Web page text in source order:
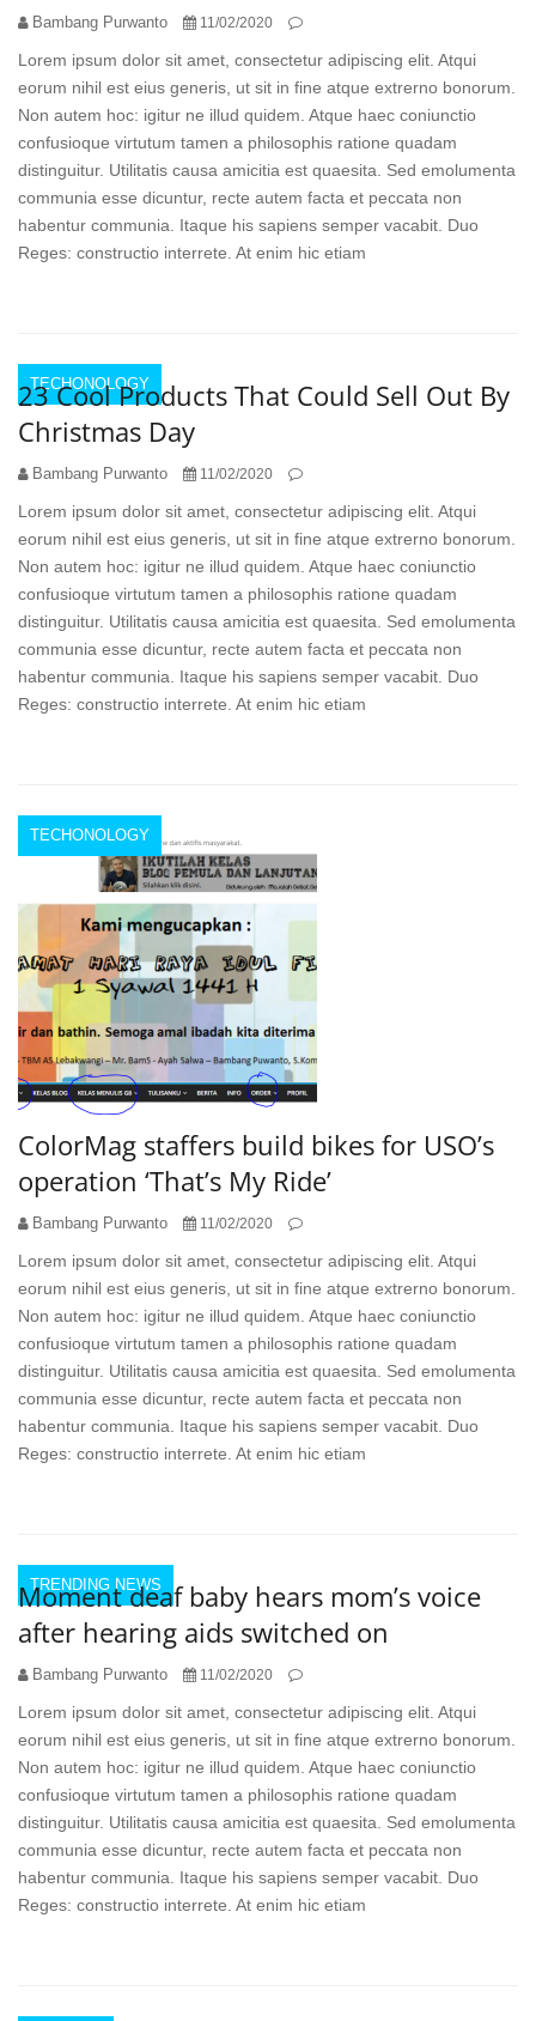
Bambang Purwanto 11/02/2020
Lorem ipsum dolor sit amet, consectetur adipiscing elit. Atqui
eorum nihil est eius generis, ut sit in fine atque extrerno bonorum.
Non autem hoc: igitur ne illud quidem. Atque haec coniunctio
confusioque virtutum tamen a philosophis ratione quadam
distinguitur. Utilitatis causa amicitia est quaesita. Sed emolumenta
communia esse dicuntur, recte autem facta et peccata non
habentur communia. Itaque his sapiens semper vacabit. Duo
Reges: constructio interrete. At enim hic etiam
TECHONOLOGY
23 Cool Products That Could Sell Out By
Christmas Day
Bambang Purwanto 11/02/2020
Lorem ipsum dolor sit amet, consectetur adipiscing elit. Atqui
eorum nihil est eius generis, ut sit in fine atque extrerno bonorum.
Non autem hoc: igitur ne illud quidem. Atque haec coniunctio
confusioque virtutum tamen a philosophis ratione quadam
distinguitur. Utilitatis causa amicitia est quaesita. Sed emolumenta
communia esse dicuntur, recte autem facta et peccata non
habentur communia. Itaque his sapiens semper vacabit. Duo
Reges: constructio interrete. At enim hic etiam
TECHONOLOGY
ColorMag staffers build bikes for USO’s
operation ‘That’s My Ride’
Bambang Purwanto 11/02/2020
Lorem ipsum dolor sit amet, consectetur adipiscing elit. Atqui
eorum nihil est eius generis, ut sit in fine atque extrerno bonorum.
Non autem hoc: igitur ne illud quidem. Atque haec coniunctio
confusioque virtutum tamen a philosophis ratione quadam
distinguitur. Utilitatis causa amicitia est quaesita. Sed emolumenta
communia esse dicuntur, recte autem facta et peccata non
habentur communia. Itaque his sapiens semper vacabit. Duo
Reges: constructio interrete. At enim hic etiam
TRENDING NEWS
Moment deaf baby hears mom’s voice
after hearing aids switched on
Bambang Purwanto 11/02/2020
Lorem ipsum dolor sit amet, consectetur adipiscing elit. Atqui
eorum nihil est eius generis, ut sit in fine atque extrerno bonorum.
Non autem hoc: igitur ne illud quidem. Atque haec coniunctio
confusioque virtutum tamen a philosophis ratione quadam
distinguitur. Utilitatis causa amicitia est quaesita. Sed emolumenta
communia esse dicuntur, recte autem facta et peccata non
habentur communia. Itaque his sapiens semper vacabit. Duo
Reges: constructio interrete. At enim hic etiam